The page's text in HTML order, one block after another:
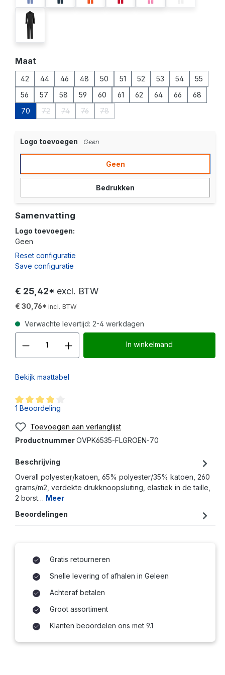
zwart
Selecteer
Maat
42 44 46 48 50 51 52 53 54
55
56
57 58 59 60 61 62 64 66
68
70
72 74 76 78
Logo toevoegen Geen
Geen
Bedrukken
Samenvatting
Logo toevoegen:
Geen
Reset configuratie
Save configuratie
€ 25,42* excl. BTW
€ 30,76* incl. BTW
Verwachte levertijd: 2-4 werkdagen
Producthoeveelheid:
In winkelmand
Bekijk maattabel
Gemiddelde waardering van 4 van 5 sterren
1 Beoordeling
Toevoegen aan verlanglijst
ProductnummerOVPK6535-FLGROEN-70
Beschrijving
Overall polyester/katoen, 65% polyester/35% katoen, 260
grams/m2, verdekte drukknoopsluiting, elastiek in de taille,
2 borst… Meer
Beoordelingen
Gratis retourneren
Snelle levering of afhalen in Geleen
Achteraf betalen
Groot assortiment
Klanten beoordelen ons met 9.1